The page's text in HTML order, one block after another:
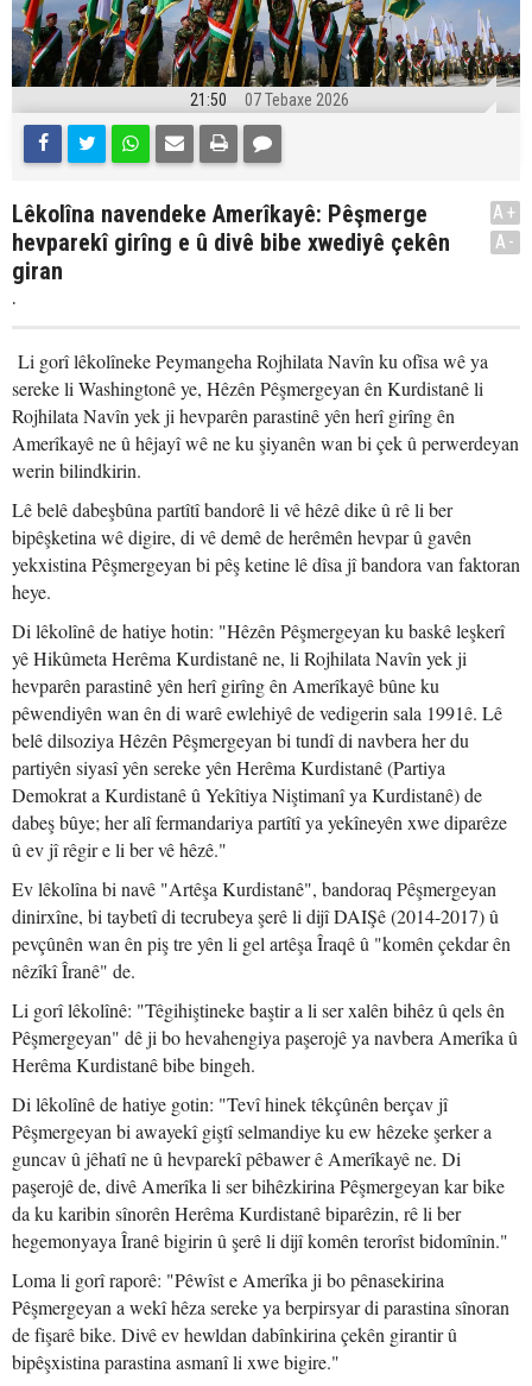
21:50 07 Tebaxe 2026
Lêkolîna navendeke Amerîkayê: Pêşmerge
hevparekî girîng e û divê bibe xwediyê çekên
giran
.
A+
A-
Li gorî lêkolîneke Peymangeha Rojhilata Navîn ku ofîsa wê ya
sereke li Washingtonê ye, Hêzên Pêşmergeyan ên Kurdistanê li
Rojhilata Navîn yek ji hevparên parastinê yên herî girîng ên
Amerîkayê ne û hêjayî wê ne ku şiyanên wan bi çek û perwerdeyan
werin bilindkirin.
Lê belê dabeşbûna partîtî bandorê li vê hêzê dike û rê li ber
bipêşketina wê digire, di vê demê de herêmên hevpar û gavên
yekxistina Pêşmergeyan bi pêş ketine lê dîsa jî bandora van faktoran
heye.
Di lêkolînê de hatiye hotin: "Hêzên Pêşmergeyan ku baskê leşkerî
yê Hikûmeta Herêma Kurdistanê ne, li Rojhilata Navîn yek ji
hevparên parastinê yên herî girîng ên Amerîkayê bûne ku
pêwendiyên wan ên di warê ewlehiyê de vedigerin sala 1991ê. Lê
belê dilsoziya Hêzên Pêşmergeyan bi tundî di navbera her du
partiyên siyasî yên sereke yên Herêma Kurdistanê (Partiya
Demokrat a Kurdistanê û Yekîtiya Niştimanî ya Kurdistanê) de
dabeş bûye; her alî fermandariya partîtî ya yekîneyên xwe diparêze
û ev jî rêgir e li ber vê hêzê."
Ev lêkolîna bi navê "Artêşa Kurdistanê", bandoraq Pêşmergeyan
dinirxîne, bi taybetî di tecrubeya şerê li dijî DAIŞê (2014-2017) û
pevçûnên wan ên piş tre yên li gel artêşa Îraqê û "komên çekdar ên
nêzîkî Îranê" de.
Li gorî lêkolînê: "Têgihiştineke baştir a li ser xalên bihêz û qels ên
Pêşmergeyan" dê ji bo hevahengiya paşerojê ya navbera Amerîka û
Herêma Kurdistanê bibe bingeh.
Di lêkolînê de hatiye gotin: "Tevî hinek têkçûnên berçav jî
Pêşmergeyan bi awayekî giştî selmandiye ku ew hêzeke şerker a
guncav û jêhatî ne û hevparekî pêbawer ê Amerîkayê ne. Di
paşerojê de, divê Amerîka li ser bihêzkirina Pêşmergeyan kar bike
da ku karibin sînorên Herêma Kurdistanê biparêzin, rê li ber
hegemonyaya Îranê bigirin û şerê li dijî komên terorîst bidomînin."
Loma li gorî raporê: "Pêwîst e Amerîka ji bo pênasekirina
Pêşmergeyan a wekî hêza sereke ya berpirsyar di parastina sînoran
de fişarê bike. Divê ev hewldan dabînkirina çekên girantir û
bipêşxistina parastina asmanî li xwe bigire."